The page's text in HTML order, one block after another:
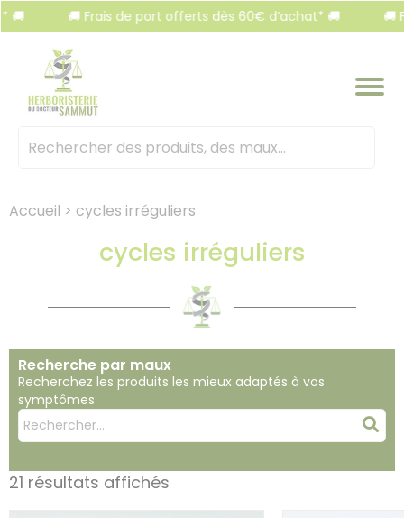
🚚 Frais de port offerts dès 60€ d’achat* 🚚 🚚 Frais
Mots
Accueil > cycles irréguliers
cycles irréguliers
Recherche par maux
Recherchez les produits les mieux adaptés à vos
symptômes
Mots
clés
:
21 résultats affichés
Panneau de gestion des cookies